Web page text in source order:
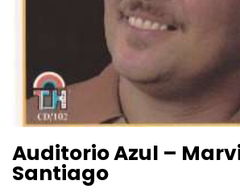
Auditorio Azul –
Santiago